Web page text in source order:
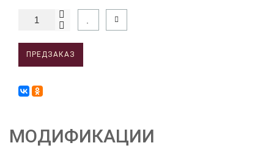
ПРЕДЗАКАЗ
МОДИФИКАЦИИ